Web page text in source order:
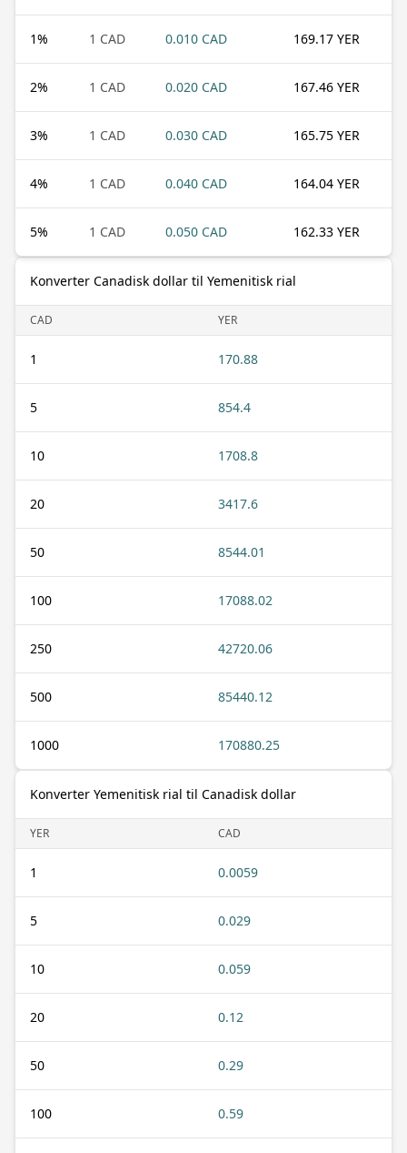
1% 1 CAD 0.010 CAD 169.17 YER
2% 1 CAD 0.020 CAD 167.46 YER
3% 1 CAD 0.030 CAD 165.75 YER
4% 1 CAD 0.040 CAD 164.04 YER
5% 1 CAD 0.050 CAD 162.33 YER
Konverter Canadisk dollar til Yemenitisk rial
CAD YER
1 170.88
5 854.4
10 1708.8
20 3417.6
50 8544.01
100 17088.02
250 42720.06
500 85440.12
1000 170880.25
Konverter Yemenitisk rial til Canadisk dollar
YER CAD
1 0.0059
5 0.029
10 0.059
20 0.12
50 0.29
100 0.59